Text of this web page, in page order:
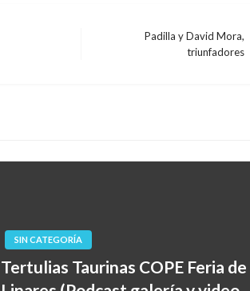
Padilla y David Mora,
triunfadores
SIN CATEGORÍA
Tertulias Taurinas COPE Feria de